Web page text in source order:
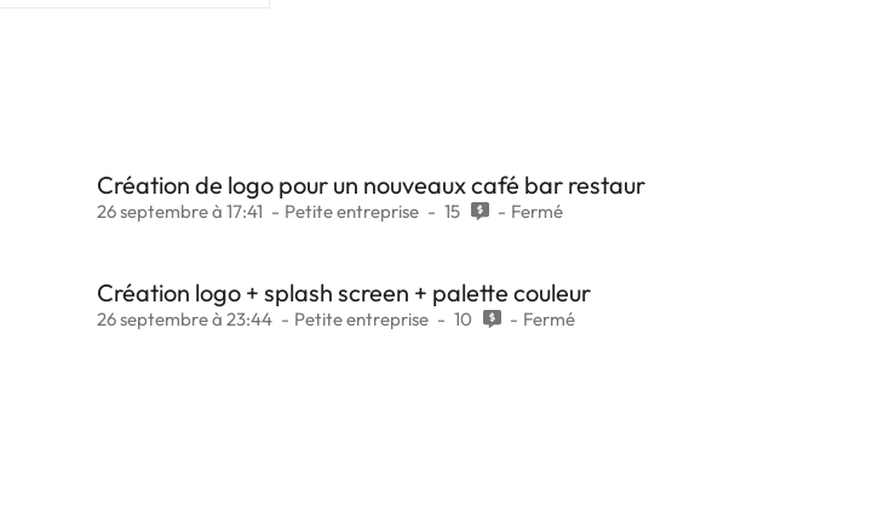
Création de logo pour un nouveaux café bar restaur
26 septembre à 17:41 Petite entreprise 15 Fermé
Création logo + splash screen + palette couleur
26 septembre à 23:44 Petite entreprise 10 Fermé